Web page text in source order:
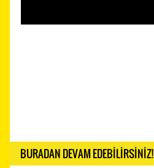
BURADAN DEVAM EDEBİLİRSİNİZ!